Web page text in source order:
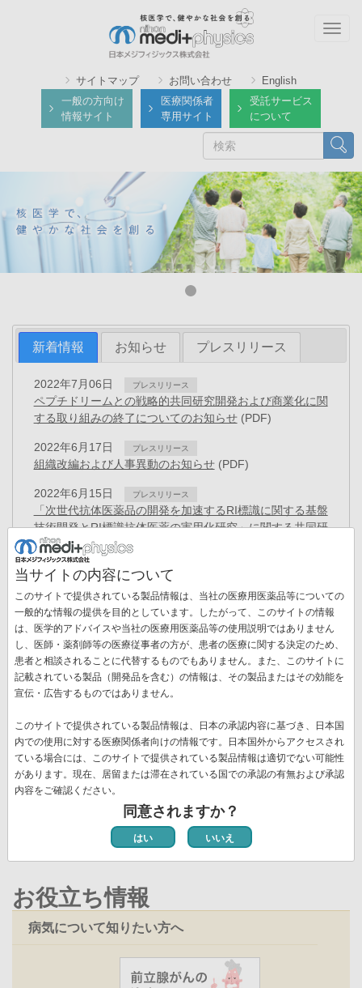
サイトマップ お問い合わせ
English
一般の方向け
情報サイト
医療関係者
専用サイト
受託サービス
について
検索
新着情報 お知らせ プレスリリース
2022年7月06日 プレスリリース
ペプチドリームとの戦略的共同研究開発および商業化に関
する取り組みの終了についてのお知らせ(PDF)
2022年6月17日 プレスリリース
組織改編および人事異動のお知らせ(PDF)
2022年6月15日 プレスリリース
「次世代抗体医薬品の開発を加速するRI標識に関する基盤
技術開発とRI標識抗体医薬の実用化研究」に関する共同研
究契約を締結(PDF)
2022年4月11日 お知らせ
「健康経営優良法人2022」認定のお知らせ(PDF)
2022年4月05日
新しいがん治療と期待されるTATのコア原料となるアクチ
ニウム225の小型加速器による治験薬製造スケールでの製
造に世界で初めて成功(PDF)
ペ
ー
送
り
頭
ペ
ー
ジ
ペ
ー
ジ
ー
ジ
ー
ジ
ー
ジ
ー
ジ
レ
ン
ト
ペ
ー
ジ
ペ
ー
ジ
12
ペ
ー
ジ
13
ペ
ー
ジ
14
次
ペ
ー
››
最
終
ペ
ジ
最終 »
新着情報一覧
お役立ち情報
病気について知りたい方へ
当サイトの内容について
このサイトで提供されている製品情報は、当社の医療用医薬品等についての
一般的な情報の提供を目的としています。したがって、このサイトの情報
は、医学的アドバイスや当社の医療用医薬品等の使用説明ではありません
し、医師・薬剤師等の医療従事者の方が、患者の医療に関する決定のため、
患者と相談されることに代替するものでもありません。また、このサイトに
記載されている製品（開発品を含む）の情報は、その製品またはその効能を
宣伝・広告するものではありません。
このサイトで提供されている製品情報は、日本の承認内容に基づき、日本国
内での使用に対する医療関係者向けの情報です。日本国外からアクセスされ
ている場合には、このサイトで提供されている製品情報は適切でない可能性
があります。現在、居留または滞在されている国での承認の有無および承認
内容をご確認ください。
同意されますか？
はい いいえ